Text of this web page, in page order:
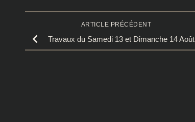
ARTICLE PRÉCÉDENT
Travaux du Samedi 13 et Dimanche 14 Août